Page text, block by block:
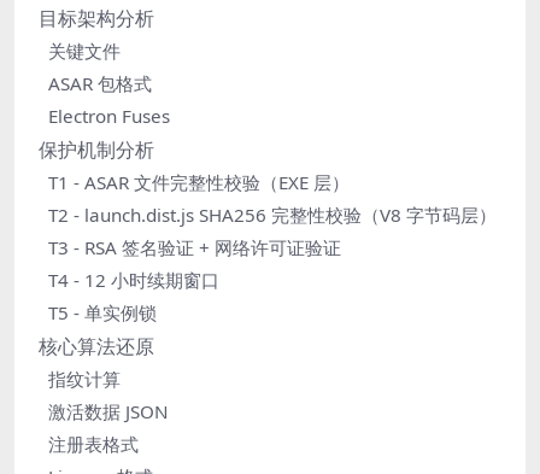
目标架构分析
关键文件
ASAR 包格式
Electron Fuses
保护机制分析
T1 - ASAR 文件完整性校验（EXE 层）
T2 - launch.dist.js SHA256 完整性校验（V8 字节码层）
T3 - RSA 签名验证 + 网络许可证验证
T4 - 12 小时续期窗口
T5 - 单实例锁
核心算法还原
指纹计算
激活数据 JSON
注册表格式